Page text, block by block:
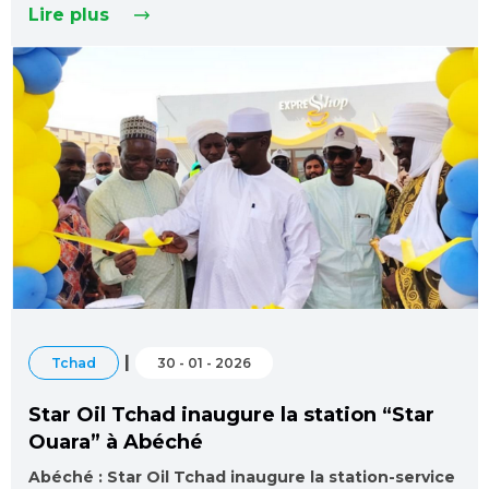
Lire plus
Tchad | 30 - 01 - 2026
Star Oil Tchad inaugure la station “Star
Ouara” à Abéché
Abéché : Star Oil Tchad inaugure la station-service